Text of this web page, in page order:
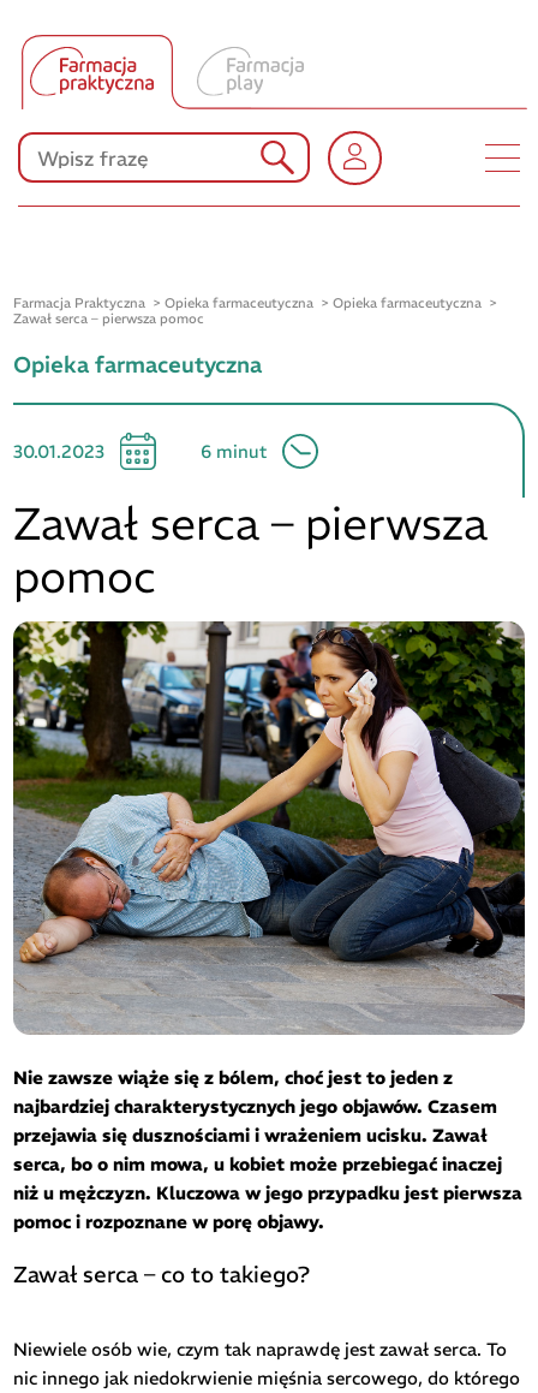
Produkty Polpharmy
KONKURSY
Farmacja Praktyczna Opieka farmaceutyczna
Opieka farmaceutyczna
Zawał serca – pierwsza pomoc
Opieka farmaceutyczna
30.01.2023 6 minut
Zawał serca – pierwsza
pomoc
Nie zawsze wiąże się z bólem, choć jest to jeden z
najbardziej charakterystycznych jego objawów. Czasem
przejawia się dusznościami i wrażeniem ucisku. Zawał
serca, bo o nim mowa, u kobiet może przebiegać inaczej
niż u mężczyzn. Kluczowa w jego przypadku jest pierwsza
pomoc i rozpoznane w porę objawy.
Zawał serca – co to takiego?
Niewiele osób wie, czym tak naprawdę jest zawał serca. To
nic innego jak niedokrwienie mięśnia sercowego, do którego